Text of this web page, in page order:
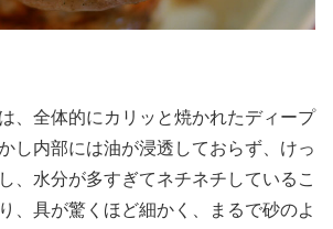
、全体的にカリッと焼かれたディープ
し内部には油が浸透しておらず、けっ
、水分が多すぎてネチネチしているこ
、具が驚くほど細かく、まるで砂のよ